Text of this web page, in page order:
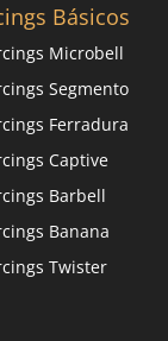
Básicos
Microbell
Segmento
Ferradura
Captive
Barbell
Banana
Twister